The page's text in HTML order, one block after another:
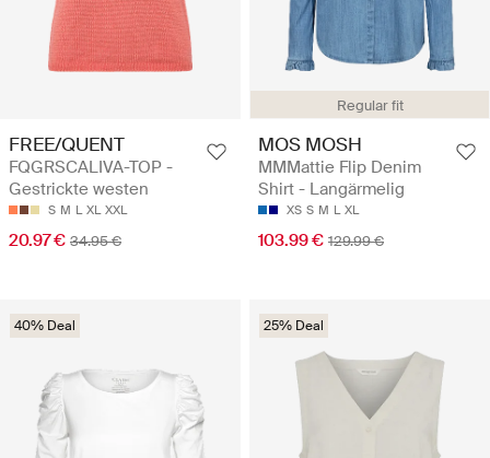
FREE/QUENT
FQGRSCALIVA-TOP -
Gestrickte westen
S M L XL XXL
20.97 € 34.95 €
Regular fit
MOS MOSH
MMMattie Flip Denim
Shirt - Langärmelig
XS S M L XL
103.99 € 129.99 €
40% Deal 25% Deal